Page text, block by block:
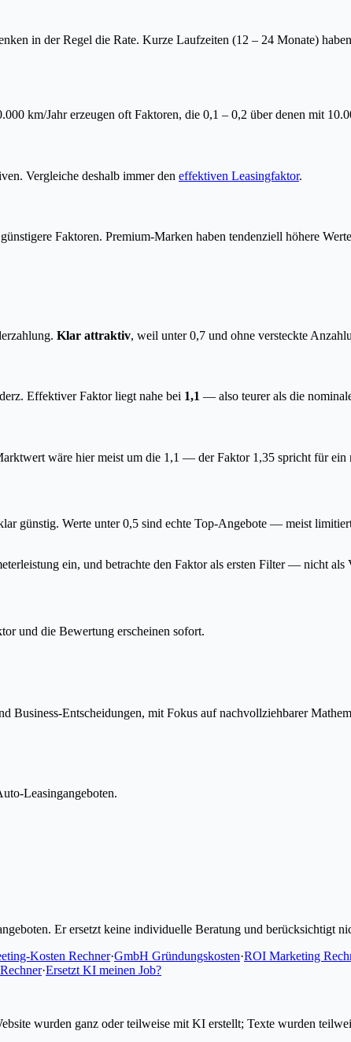
in der Regel die Rate. Kurze Laufzeiten (12 – 24 Monate)
km/Jahr erzeugen oft Faktoren, die 0,1 – 0,2 über denen mit
Vergleiche deshalb immer den effektiven Leasingfaktor.
Faktoren. Premium-Marken haben tendenziell höhere
Klar attraktiv, weil unter 0,7 und ohne versteckte
Effektiver Faktor liegt nahe bei 1,1 — also teurer als die
wäre hier meist um die 1,1 — der Faktor 1,35 spricht für
günstig. Werte unter 0,5 sind echte Top-Angebote — meist
ein, und betrachte den Faktor als ersten Filter — nicht als
und die Bewertung erscheinen sofort.
Business-Entscheidungen, mit Fokus auf nachvollziehbarer
Leasingangeboten.
Er ersetzt keine individuelle Beratung und berücksichtigt
Kosten Rechner·GmbH Gründungskosten·ROI Marketing
·Ersetzt KI meinen Job?
wurden ganz oder teilweise mit KI erstellt; Texte wurden